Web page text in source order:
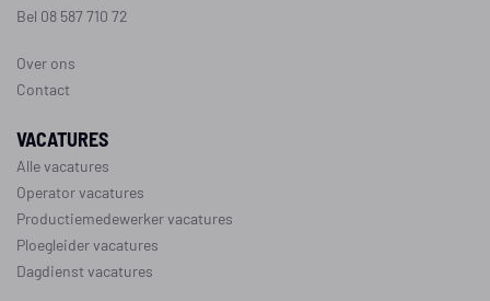
Bel 08 587 710 72
Over ons
Contact
VACATURES
Alle vacatures
Operator vacatures
Productiemedewerker vacatures
Ploegleider vacatures
Dagdienst vacatures